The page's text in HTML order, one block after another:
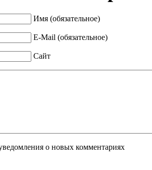
Имя (обязательное)
E-Mail (обязательное)
Сайт
о новых комментариях